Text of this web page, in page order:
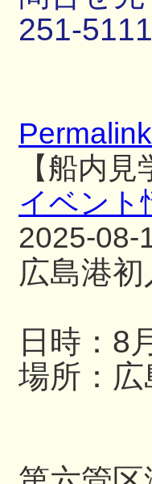
251-5111
Permalink
【船内
イベント
2025-08-
広島港
日時：8
場所：